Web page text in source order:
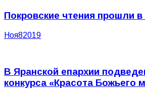
Покровские чтения прошли
Ноя82019
В Яранской епархии
конкурса «Красота Божьего